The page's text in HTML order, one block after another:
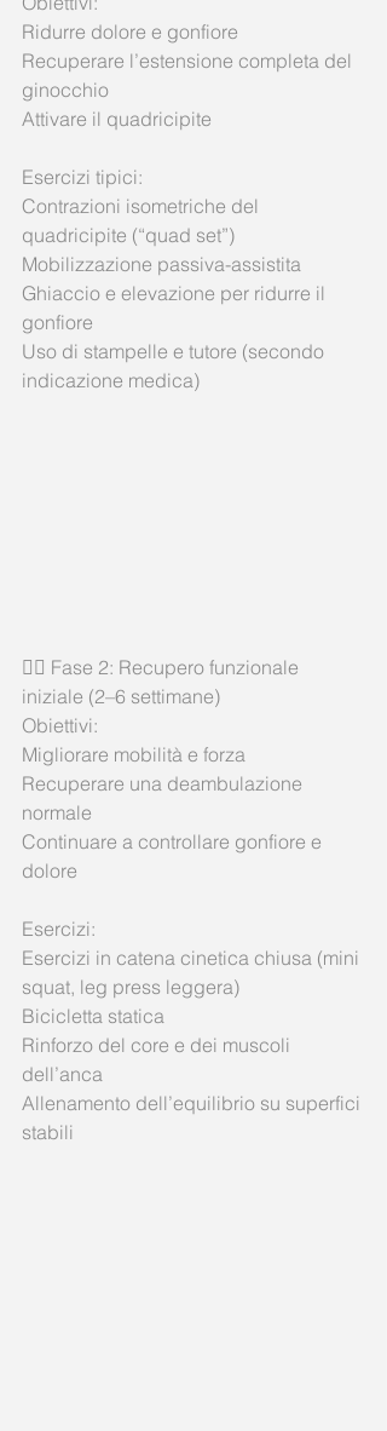
Ridurre dolore e gonfiore
Recuperare l’estensione completa del
ginocchio
Attivare il quadricipite
Esercizi tipici:
Contrazioni isometriche del
quadricipite (“quad set”)
Mobilizzazione passiva-assistita
Ghiaccio e elevazione per ridurre il
gonfiore
Uso di stampelle e tutore (secondo
indicazione medica)
🏃‍♂️ Fase 2: Recupero funzionale
iniziale (2–6 settimane)
Obiettivi:
Migliorare mobilità e forza
Recuperare una deambulazione
normale
Continuare a controllare gonfiore e
dolore
Esercizi:
Esercizi in catena cinetica chiusa (mini
squat, leg press leggera)
Bicicletta statica
Rinforzo del core e dei muscoli
dell’anca
Allenamento dell’equilibrio su superfici
stabili